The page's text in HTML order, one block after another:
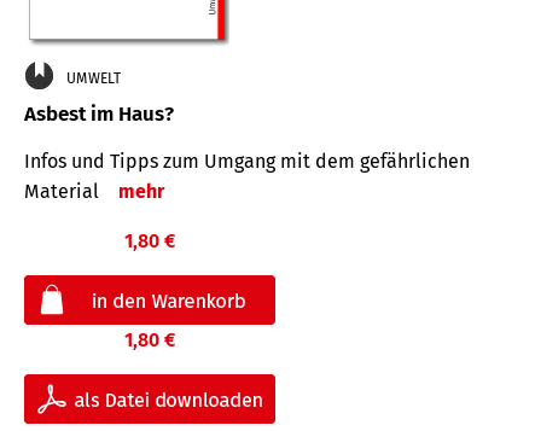
UMWELT
Asbest im Haus?
Infos und Tipps zum Um­gang mit dem ge­fähr­lichen
Mate­rial
mehr
1,80 €
1,80 €